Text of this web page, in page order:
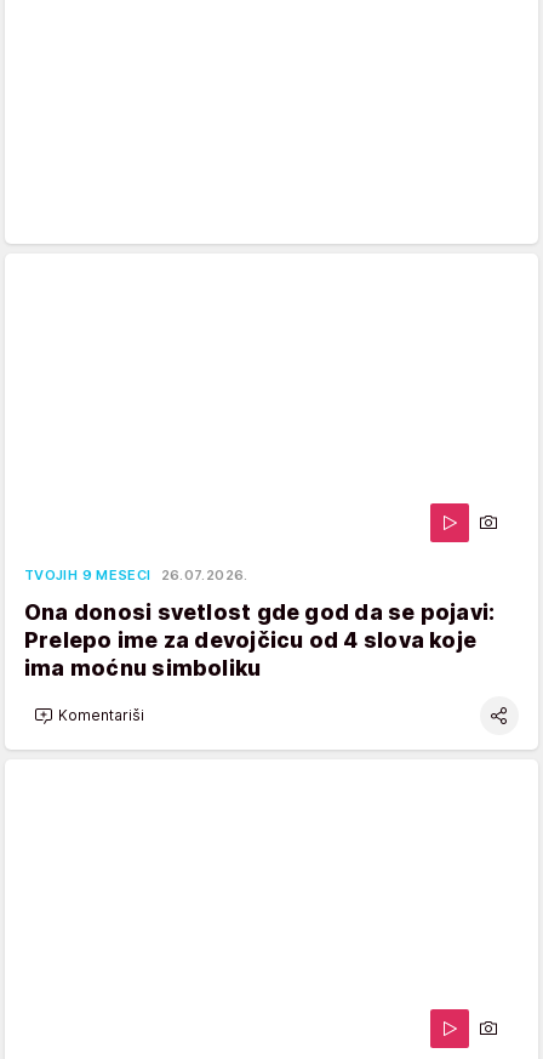
TVOJIH 9 MESECI 26.07.2026.
Ona donosi svetlost gde god da se pojavi:
Prelepo ime za devojčicu od 4 slova koje
ima moćnu simboliku
Komentariši